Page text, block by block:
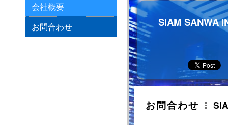
会社概要
お問合わせ
SIAM SANWA
お問合わせ